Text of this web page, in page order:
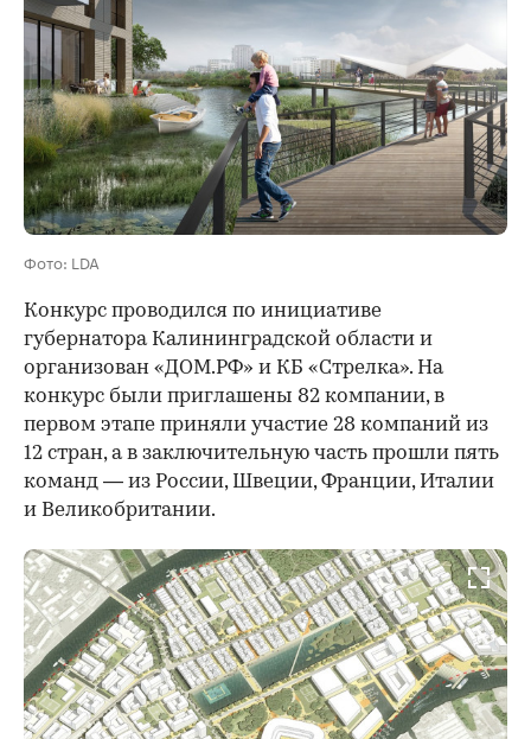
00:00 / 00:00
Фото: LDA
Конкурс проводился по инициативе
губернатора Калининградской области и
организован «ДОМ.РФ» и КБ «Стрелка». На
конкурс были приглашены 82 компании, в
первом этапе приняли участие 28 компаний из
12 стран, а в заключительную часть прошли пять
команд — из России, Швеции, Франции, Италии
и Великобритании.